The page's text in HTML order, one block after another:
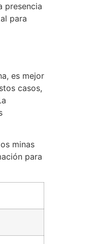
presencia
para
es mejor
casos,
minas
para